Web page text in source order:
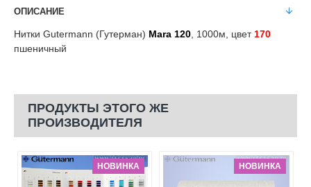
ОПИСАНИЕ
Нитки Gutermann (Гутерман) Mara 120 , 1000м, цвет 170
пшеничный
ПРОДУКТЫ ЭТОГО ЖЕ
ПРОИЗВОДИТЕЛЯ
НОВИНКА НОВИНКА